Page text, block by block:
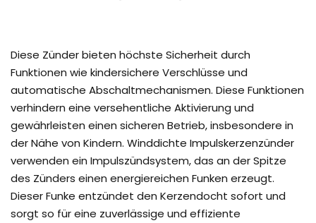
Diese Zünder bieten höchste Sicherheit durch
Funktionen wie kindersichere Verschlüsse und
automatische Abschaltmechanismen. Diese Funktionen
verhindern eine versehentliche Aktivierung und
gewährleisten einen sicheren Betrieb, insbesondere in
der Nähe von Kindern. Winddichte Impulskerzenzünder
verwenden ein Impulszündsystem, das an der Spitze
des Zünders einen energiereichen Funken erzeugt.
Dieser Funke entzündet den Kerzendocht sofort und
sorgt so für eine zuverlässige und effiziente